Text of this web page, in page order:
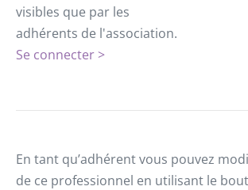
visibles que par les
adhérents de l'association.
Se connecter >
En tant qu’adhérent vous pouvez
de ce professionnel en utilisant le